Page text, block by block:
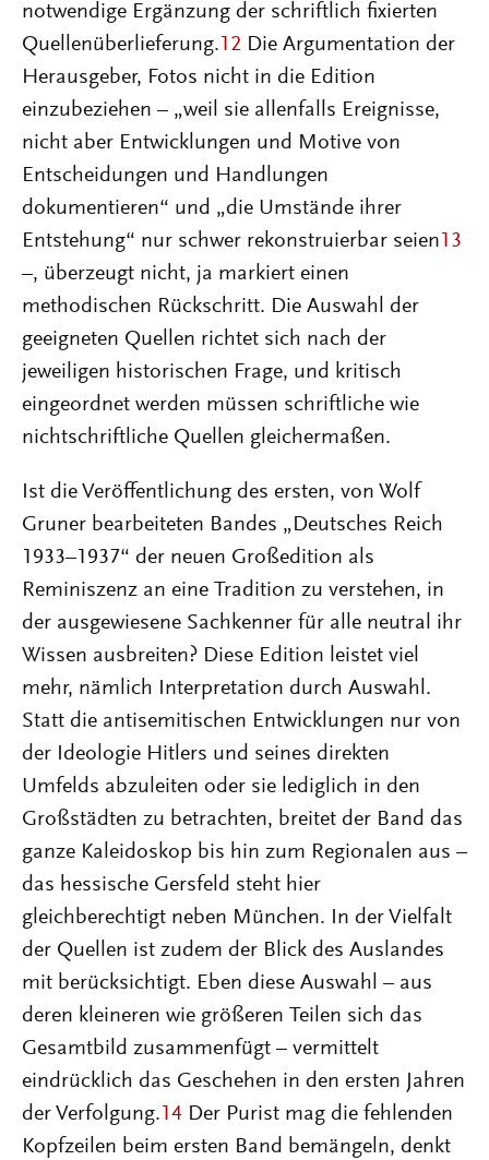
notwendige Ergänzung der schriftlich fixierten
Quellenüberlieferung. 12 Die Argumentation der
Herausgeber, Fotos nicht in die Edition
einzubeziehen – „weil sie allenfalls Ereignisse,
nicht aber Entwicklungen und Motive von
Entscheidungen und Handlungen
dokumentieren“ und „die Umstände ihrer
Entstehung“ nur schwer rekonstruierbar seien 13
–, überzeugt nicht, ja markiert einen
methodischen Rückschritt. Die Auswahl der
geeigneten Quellen richtet sich nach der
jeweiligen historischen Frage, und kritisch
eingeordnet werden müssen schriftliche wie
nichtschriftliche Quellen gleichermaßen.
Ist die Veröffentlichung des ersten, von Wolf
Gruner bearbeiteten Bandes „Deutsches Reich
1933–1937“ der neuen Großedition als
Reminiszenz an eine Tradition zu verstehen, in
der ausgewiesene Sachkenner für alle neutral ihr
Wissen ausbreiten? Diese Edition leistet viel
mehr, nämlich Interpretation durch Auswahl.
Statt die antisemitischen Entwicklungen nur von
der Ideologie Hitlers und seines direkten
Umfelds abzuleiten oder sie lediglich in den
Großstädten zu betrachten, breitet der Band das
ganze Kaleidoskop bis hin zum Regionalen aus –
das hessische Gersfeld steht hier
gleichberechtigt neben München. In der Vielfalt
der Quellen ist zudem der Blick des Auslandes
mit berücksichtigt. Eben diese Auswahl – aus
deren kleineren wie größeren Teilen sich das
Gesamtbild zusammenfügt – vermittelt
eindrücklich das Geschehen in den ersten Jahren
der Verfolgung. 14 Der Purist mag die fehlenden
Kopfzeilen beim ersten Band bemängeln, denkt